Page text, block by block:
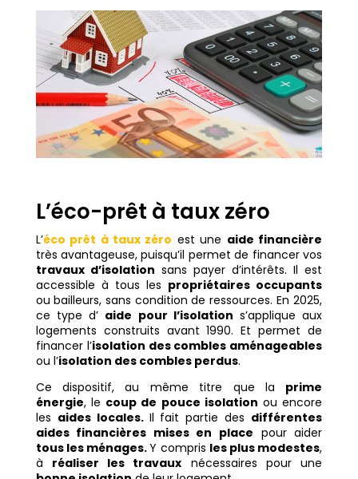
L’éco-prêt à taux zéro
L’éco prêt à taux zéro est une aide financière
très avantageuse, puisqu’il permet de financer vos
travaux d’isolation sans payer d’intérêts. Il est
accessible à tous les propriétaires occupants
ou bailleurs, sans condition de ressources. En 2025,
ce type d’ aide pour l’isolation s’applique aux
logements construits avant 1990. Et permet de
financer l’isolation des combles aménageables
ou l’isolation des combles perdus.
Ce dispositif, au même titre que la prime
énergie, le coup de pouce isolation ou encore
les aides locales. Il fait partie des différentes
aides financières mises en place pour aider
tous les ménages.Y compris les plus modestes,
à réaliser les travaux nécessaires pour une